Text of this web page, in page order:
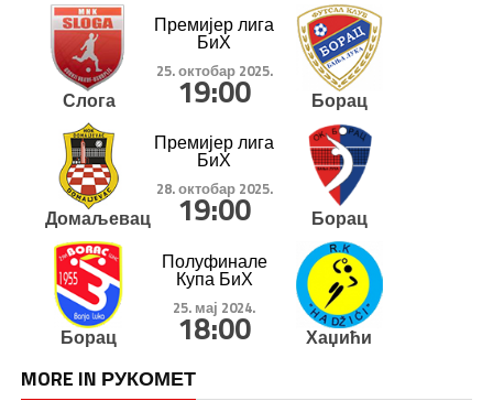
Слога
Премијер лига
БиХ
25. октобар 2025.
19:00 Борац
Домаљевац
Премијер лига
БиХ
28. октобар 2025.
19:00 Борац
Борац
Полуфинале
Купа БиХ
25. мај 2024.
18:00 Хаџићи
MORE IN РУКОМЕТ